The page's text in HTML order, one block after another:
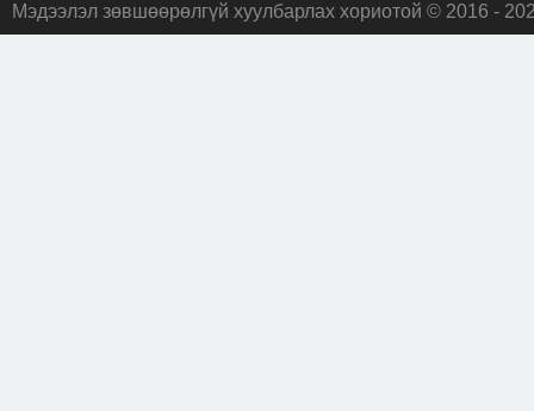
Мэдээлэл зөвшөөрөлгүй хуулбарлах хориотой © 2016 -